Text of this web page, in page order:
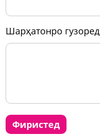
шарҳатонро гузоред
фиристед